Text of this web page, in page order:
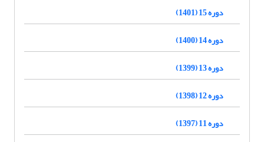
دوره 15 (1401)
دوره 14 (1400)
دوره 13 (1399)
دوره 12 (1398)
دوره 11 (1397)